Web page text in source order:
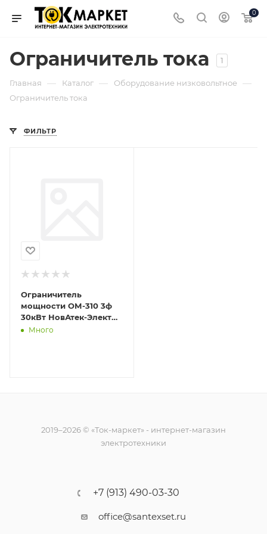
0
Ограничитель тока 1
Главная — Каталог — Оборудование низковольтное —
Ограничитель тока
ФИЛЬТР
Ограничитель
мощности ОМ-310 3ф
30кВт НовАтек-Электро
3425604310
Много
2019–2026 © «Ток-маркет» - интернет-магазин
электротехники
+7 (913) 490-03-30
office@santexset.ru